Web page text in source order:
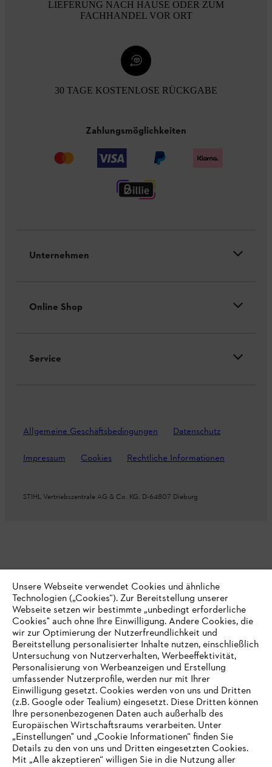
LIEFERUNG NACH HAUSE ODER ZUM
FACHHANDEL VOR ORT
30 TAGE KOSTENLOSE RÜCKGABE
Zahlungsmöglichkeiten
Unternehmen
Online Shop
Service
Allgemeine Geschäftsbedingungen Datenschutz
Impressum Cookies Rechtliche Informationen
STIHL Vertriebszentrale AG & Co. KG, D-64807 Dieburg
Unsere Webseite verwendet Cookies und ähnliche
Technologien („Cookies“). Zur Bereitstellung unserer
Webseite setzen wir bestimmte „unbedingt erforderliche
Cookies" auch ohne Ihre Einwilligung. Andere Cookies, die
wir zur Optimierung der Nutzerfreundlichkeit und
Bereitstellung personalisierter Inhalte nutzen, einschließlich
Untersuchung von Nutzerverhalten, Werbeeffektivität,
Personalisierung von Werbeanzeigen und Erstellung
umfassender Nutzerprofile, werden nur mit Ihrer
Einwilligung gesetzt. Cookies werden von uns und Dritten
(z.B. Google oder Tealium) eingesetzt. Diese Dritten können
Ihre personenbezogenen Daten auch außerhalb des
Europäischen Wirtschaftsraums verarbeiten. Unter
„Einstellungen" und „Cookie Informationen“ finden Sie
Details zu den von uns und Dritten eingesetzten Cookies.
Mit „Alle akzeptieren“ willigen Sie in die Nutzung aller